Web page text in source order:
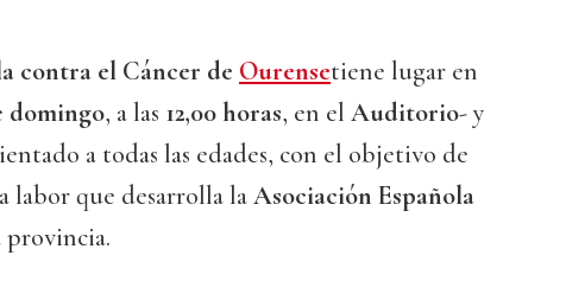
contra el Cáncer de Ourensetiene lugar en
domingo, a las 12,00 horas, en el Auditorio- y
a todas las edades, con el objetivo de
labor que desarrolla laAsociación Española
provincia.